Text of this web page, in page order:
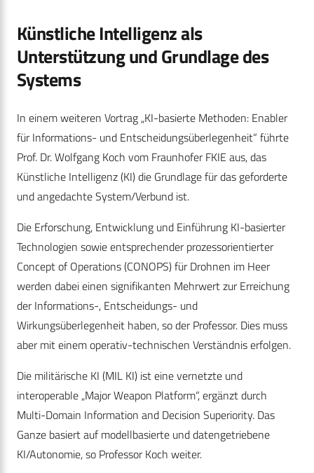
Künstliche Intelligenz als
Unterstützung und Grundlage des
Systems
In einem weiteren Vortrag „KI-basierte Methoden: Enabler
für Informations- und Entscheidungsüberlegenheit“ führte
Prof. Dr. Wolfgang Koch vom Fraunhofer FKIE aus, das
Künstliche Intelligenz (KI) die Grundlage für das geforderte
und angedachte System/Verbund ist.
Die Erforschung, Entwicklung und Einführung KI-basierter
Technologien sowie entsprechender prozessorientierter
Concept of Operations (CONOPS) für Drohnen im Heer
werden dabei einen signifikanten Mehrwert zur Erreichung
der Informations-, Entscheidungs- und
Wirkungsüberlegenheit haben, so der Professor. Dies muss
aber mit einem operativ-technischen Verständnis erfolgen.
Die militärische KI (MIL KI) ist eine vernetzte und
interoperable „Major Weapon Platform“, ergänzt durch
Multi-Domain Information and Decision Superiority. Das
Ganze basiert auf modellbasierte und datengetriebene
KI/Autonomie, so Professor Koch weiter.